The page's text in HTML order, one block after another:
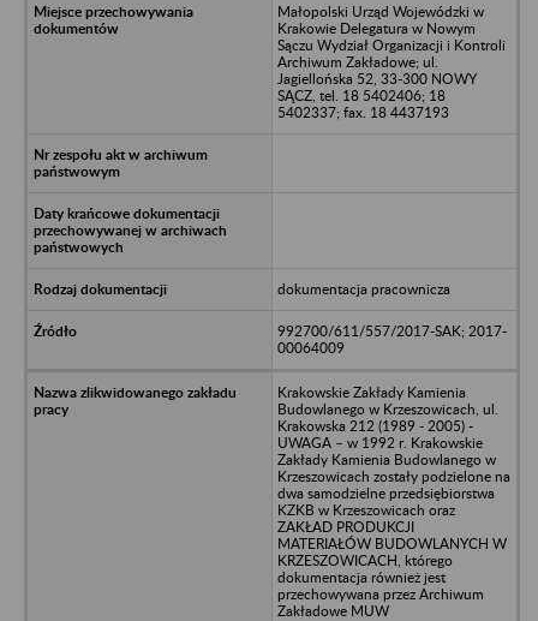
Małopolski Urząd Wojewódzki w
Krakowie Delegatura w Nowym
Sączu Wydział Organizacji i Kontroli
Archiwum Zakładowe; ul.
Jagiellońska 52, 33-300 NOWY
SĄCZ, tel. 18 5402406; 18
5402337; fax. 18 4437193
dokumentacja pracownicza
992700/611/557/2017-SAK; 2017-
00064009
Krakowskie Zakłady Kamienia
Budowlanego w Krzeszowicach, ul.
Krakowska 212 (1989 - 2005) -
UWAGA – w 1992 r. Krakowskie
Zakłady Kamienia Budowlanego w
Krzeszowicach zostały podzielone na
dwa samodzielne przedsiębiorstwa
KZKB w Krzeszowicach oraz
ZAKŁAD PRODUKCJI
MATERIAŁÓW BUDOWLANYCH W
KRZESZOWICACH, którego
dokumentacja również jest
przechowywana przez Archiwum
Zakładowe MUW